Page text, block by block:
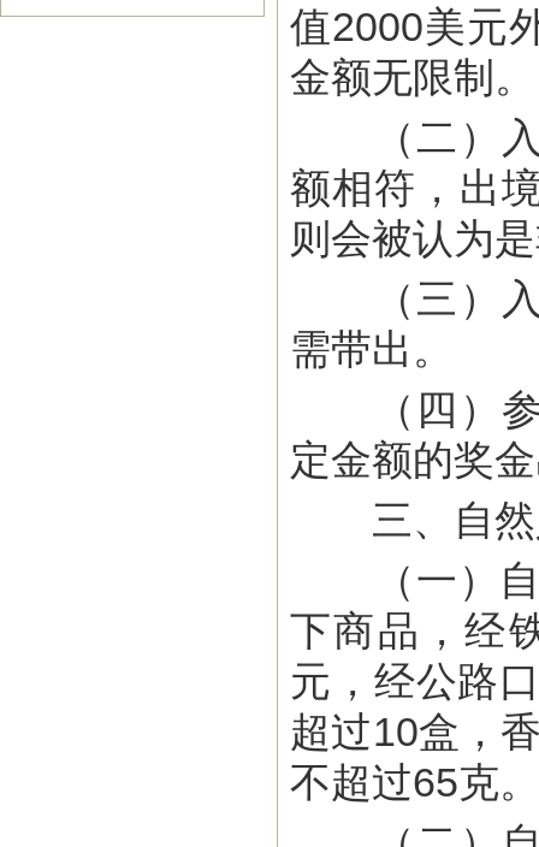
值2000美元
金额无限制。
（二）入
额相符，出
则会被认为
（三）入
需带出。
（四）参
定金额的奖
三、自然
（一）自
下商品，经
元，经公路
超过10盒，
不超过65克。